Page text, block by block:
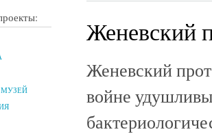
Женевский
Женевский
войне